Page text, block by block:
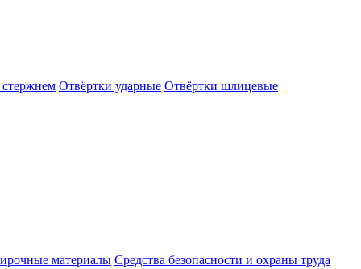
Отвёртки ударные Отвёртки шлицевые
материалы Средства безопасности и охраны труда